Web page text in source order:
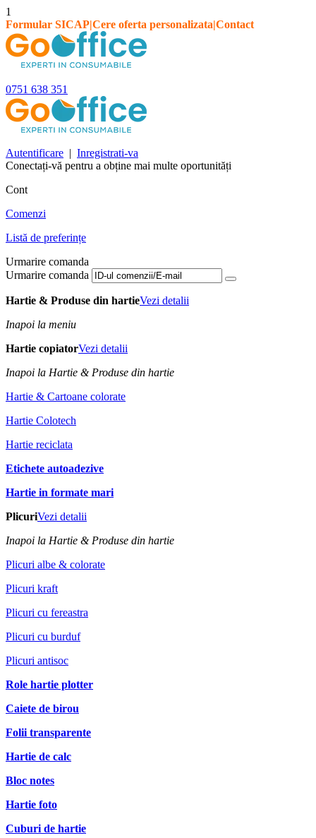
1
Formular SICAP|Cere oferta personalizata|Contact
0751 638 351
Autentificare | Inregistrati-va
Conectați-vă pentru a obține mai multe oportunități
Cont
Comenzi
Listă de preferințe
Urmarire comanda
Urmarire comanda
Hartie & Produse din hartieVezi detalii
Inapoi la meniu
Hartie copiatorVezi detalii
Inapoi la Hartie & Produse din hartie
Hartie & Cartoane colorate
Hartie Colotech
Hartie reciclata
Etichete autoadezive
Hartie in formate mari
PlicuriVezi detalii
Inapoi la Hartie & Produse din hartie
Plicuri albe & colorate
Plicuri kraft
Plicuri cu fereastra
Plicuri cu burduf
Plicuri antisoc
Role hartie plotter
Caiete de birou
Folii transparente
Hartie de calc
Bloc notes
Hartie foto
Cuburi de hartie